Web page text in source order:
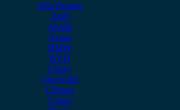
Alfa Romeo
Audi
Austin
Acura
BMW
BYD
Chery
Chevrolet
Citroen
Cupra